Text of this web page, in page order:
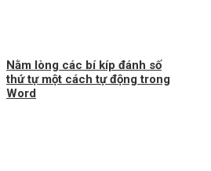
Nằm lòng các bí kíp đánh số
thứ tự một cách tự động trong
Word